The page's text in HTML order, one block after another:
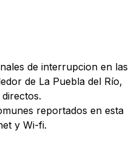
de interrupcion en las
de La Puebla del Río,
reportados en esta
y Wi-fi.